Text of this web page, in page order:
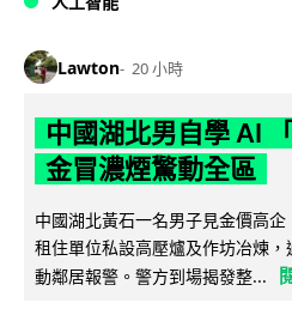
Lawton 20 小時
中國湖北男自學 AI
金冒濃煙驚動全區
中國湖北黃石一名男子見金價高
租住單位私設高壓爐及作坊冶煉
動鄰居報警。警方到場揭發整...